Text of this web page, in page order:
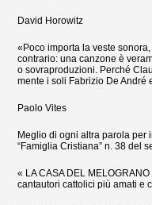
David Horowitz
«Poco importa la veste
contrario: una canzone è
o sovraproduzioni. Perché
mente i soli Fabrizio De André
Paolo Vites
Meglio di ogni altra parola per
“Famiglia Cristiana” n. 38 del
« LA CASA DEL
cantautori cattolici più amati e